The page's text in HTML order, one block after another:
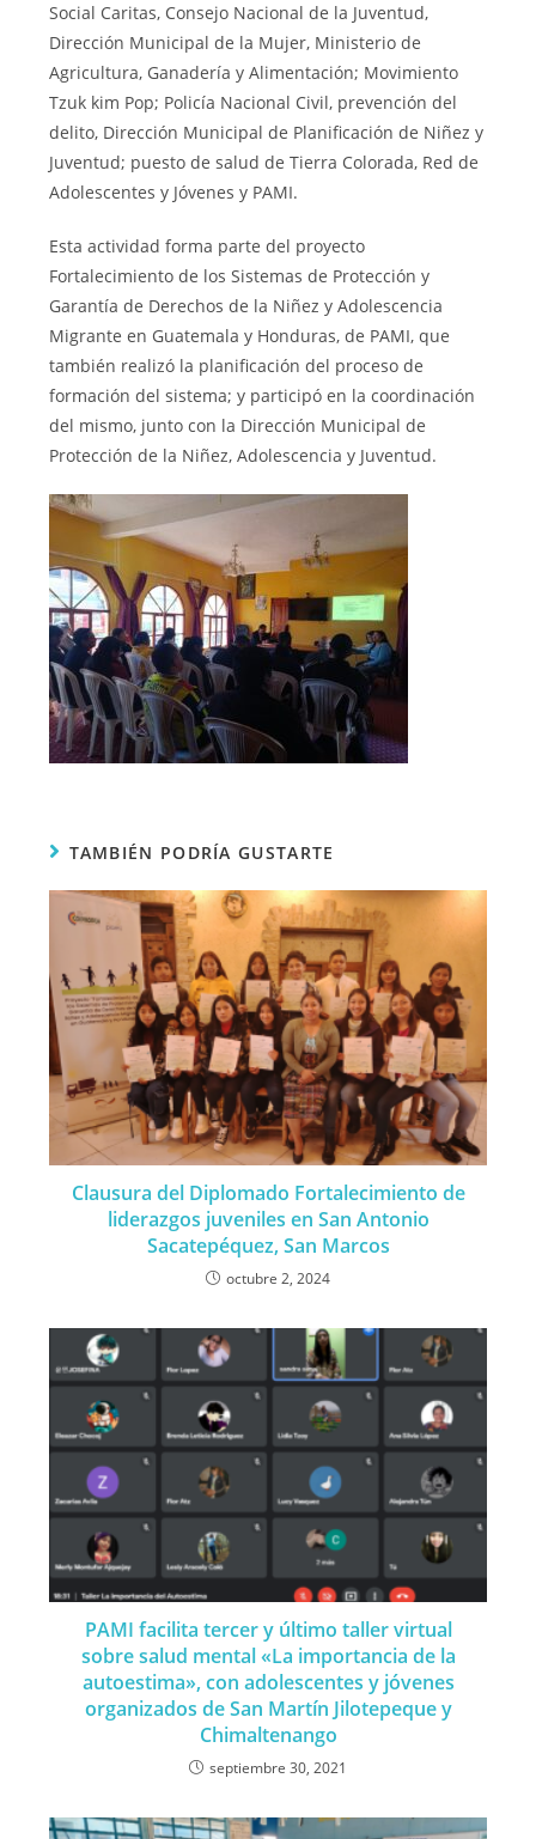
Social Caritas, Consejo Nacional de la Juventud,
Dirección Municipal de la Mujer, Ministerio de
Agricultura, Ganadería y Alimentación; Movimiento
Tzuk kim Pop; Policía Nacional Civil, prevención del
delito, Dirección Municipal de Planificación de Niñez y
Juventud; puesto de salud de Tierra Colorada, Red de
Adolescentes y Jóvenes y PAMI.
Esta actividad forma parte del proyecto
Fortalecimiento de los Sistemas de Protección y
Garantía de Derechos de la Niñez y Adolescencia
Migrante en Guatemala y Honduras, de PAMI, que
también realizó la planificación del proceso de
formación del sistema; y participó en la coordinación
del mismo, junto con la Dirección Municipal de
Protección de la Niñez, Adolescencia y Juventud.
TAMBIÉN PODRÍA GUSTARTE
Clausura del Diplomado Fortalecimiento de
liderazgos juveniles en San Antonio
Sacatepéquez, San Marcos
octubre 2, 2024
PAMI facilita tercer y último taller virtual
sobre salud mental «La importancia de la
autoestima», con adolescentes y jóvenes
organizados de San Martín Jilotepeque y
Chimaltenango
septiembre 30, 2021